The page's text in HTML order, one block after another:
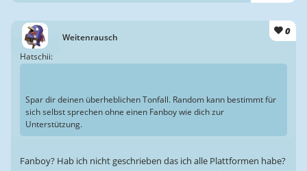
Weitenrausch
0
Hatschii:
Spar dir deinen überheblichen Tonfall. Random kann bestimmt für
sich selbst sprechen ohne einen Fanboy wie dich zur
Unterstützung.
Fanboy? Hab ich nicht geschrieben das ich alle Plattformen habe?